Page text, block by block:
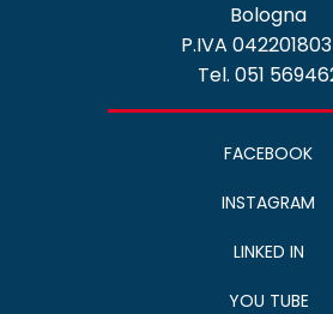
Bologna
P.IVA
Tel. 051
FACEBOOK
INSTAGRAM
LINKED IN
YOU TUBE